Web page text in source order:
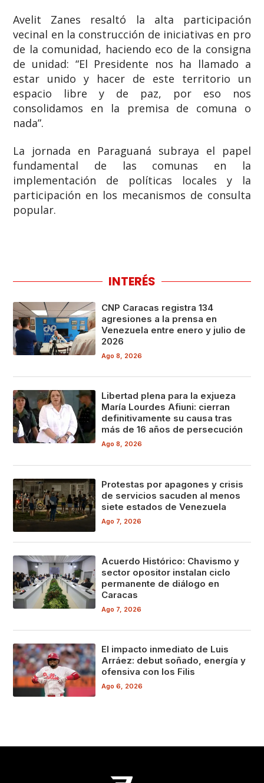
​Avelit Zanes resaltó la alta participación
vecinal en la construcción de iniciativas en pro
de la comunidad, haciendo eco de la consigna
de unidad: “El Presidente nos ha llamado a
estar unido y hacer de este territorio un
espacio libre y de paz, por eso nos
consolidamos en la premisa de comuna o
nada”.
​La jornada en Paraguaná subraya el papel
fundamental de las comunas en la
implementación de políticas locales y la
participación en los mecanismos de consulta
popular.
INTERÉS
CNP Caracas registra 134
agresiones a la prensa en
Venezuela entre enero y julio de
2026
Ago 8, 2026
Libertad plena para la exjueza
María Lourdes Afiuni: cierran
definitivamente su causa tras
más de 16 años de persecución
Ago 8, 2026
Protestas por apagones y crisis
de servicios sacuden al menos
siete estados de Venezuela
Ago 7, 2026
Acuerdo Histórico: Chavismo y
sector opositor instalan ciclo
permanente de diálogo en
Caracas
Ago 7, 2026
El impacto inmediato de Luis
Arráez: debut soñado, energía y
ofensiva con los Filis
Ago 6, 2026